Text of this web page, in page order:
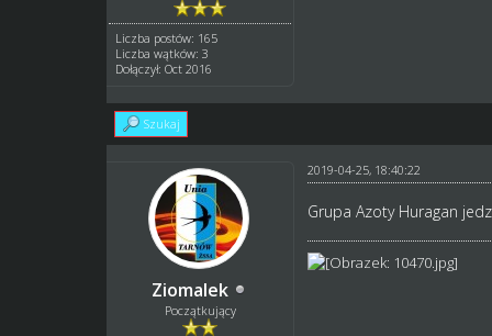
Liczba postów: 165
Liczba wątków: 3
Dołączył: Oct 2016
Szukaj
Ziomalek
Początkujący
2019-04-25, 18:40:22
Grupa Azoty Huragan